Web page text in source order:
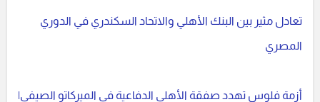
تعادل مثير بين البنك الأهلي والاتحاد السكندري في الدوري
المصري
أزمة فلوس تهدد صفقة الأهلي الدفاعية في الميركاتو الصيفي|